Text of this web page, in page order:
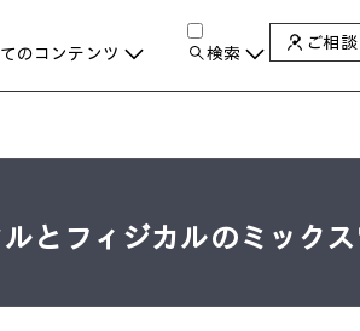
のコンテンツ
ロジー
ワーク
タグ
検索 ご相談
とフィジカルのミック